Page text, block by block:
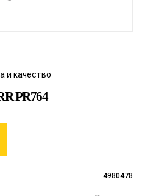
и качество
PR764
4980478